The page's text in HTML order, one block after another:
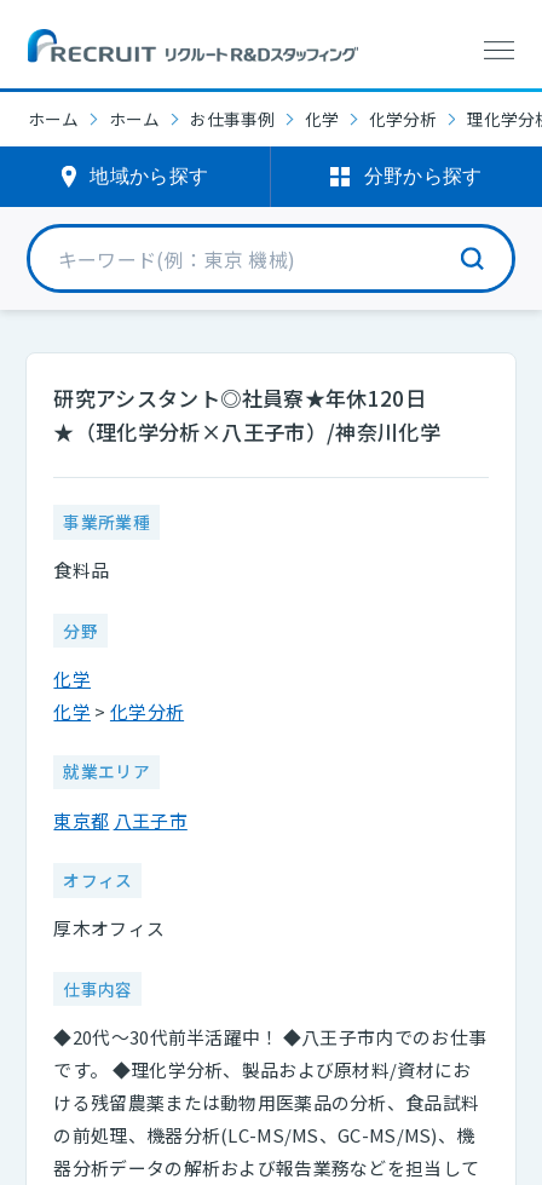
ホーム ホーム お仕事事例 化学 化学分析 理化学分
地域から探す 分野から探す
研究アシスタント◎社員寮★年休120日
★（理化学分析×八王子市）/神奈川化学
事業所業種
食料品
分野
化学
化学 > 化学分析
就業エリア
東京都 八王子市
オフィス
厚木オフィス
仕事内容
◆20代～30代前半活躍中！ ◆八王子市内でのお仕事
です。 ◆理化学分析、製品および原材料/資材にお
ける残留農薬または動物用医薬品の分析、食品試料
の前処理、機器分析(LC-MS/MS、GC-MS/MS)、機
器分析データの解析および報告業務などを担当して